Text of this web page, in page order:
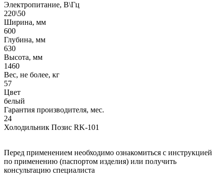
Электропитание, В\Гц
220\50
Ширина, мм
600
Глубина, мм
630
Высота, мм
1460
Вес, не более, кг
57
Цвет
белый
Гарантия производителя, мес.
24
Холодильник Позис RK-101
Перед применением необходимо ознакомиться с инструкцией
по применению (паспортом изделия) или получить
консультацию специалиста